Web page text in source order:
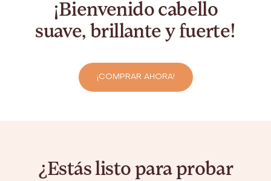
¡Bienvenido cabello
suave, brillante y fuerte!
¡COMPRAR AHORA!
¿Estás listo para probar